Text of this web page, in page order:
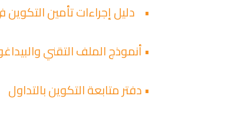
• دليل إجراءات تأمين
• أنموذج الملف التقني
• دفتر متابعة التكوين بالتداول